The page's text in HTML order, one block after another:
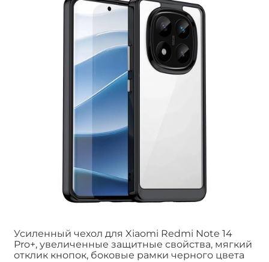
Усиленный чехол для Xiaomi Redmi Note 14
Pro+, увеличенные защитные свойства, мягкий
отклик кнопок, боковые рамки черного цвета